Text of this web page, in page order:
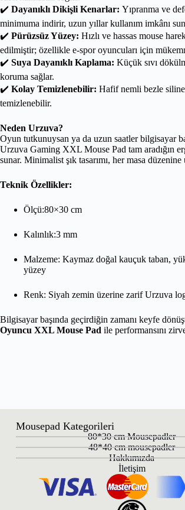
✔️ Dayanıklı Dikişli Kenarlar: Yıpranma ve
minimuma indirir, uzun yıllar kullanım imkânı
✔️ Pürüzsüz Yüzey: Hızlı ve hassas mouse
edilmiştir; özellikle e-spor oyuncuları için
✔️ Suya Dayanıklı Kaplama: Küçük sıvı
koruma sağlar.
✔️ Kolay Temizlenebilir: Hafif nemli bezle
temizlenebilir.
Neden Urzuva?
Oyun tutkunuysan ya da uzun saatler bilgisayar
Urzuva Gaming XXL Mouse Pad tam aradığın
sunar. Minimalist şık tasarımı, her masa
Teknik Özellikler:
Ölçü:80×30 cm
Kalınlık:3 mm
Malzeme: Kaymaz doğal kauçuk taban,
yüzey
Renk: Siyah zemin üzerine zarif Urzuva
Bilgisayar başında geçirdiğin zamanı keyfe
Oyuncu XXL Mouse Pad ile performansını
Mousepad Kategorileri
80*30 cm Mousepadler
48*40 cm mousepadler
Hakkımızda
İletişim